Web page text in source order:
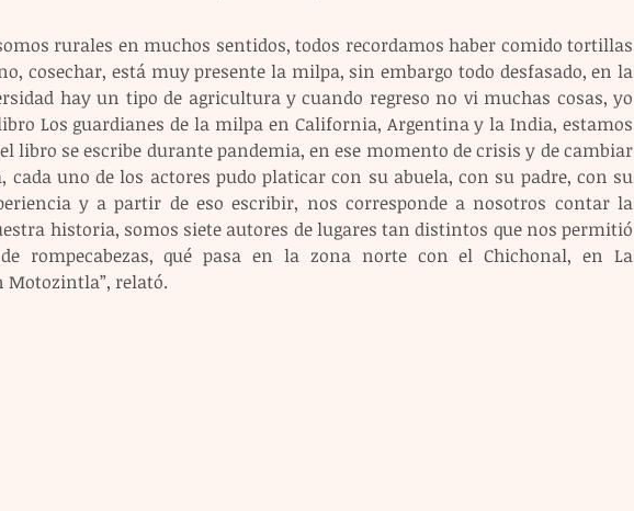
rurales en muchos sentidos, todos recordamos haber comido tortillas
cosechar, está muy presente la milpa, sin embargo todo desfasado, en la
hay un tipo de agricultura y cuando regreso no vi muchas cosas, yo
Los guardianes de la milpa en California, Argentina y la India, estamos
libro se escribe durante pandemia, en ese momento de crisis y de cambiar
cada uno de los actores pudo platicar con su abuela, con su padre, con su
y a partir de eso escribir, nos corresponde a nosotros contar la
historia, somos siete autores de lugares tan distintos que nos permitió
rompecabezas, qué pasa en la zona norte con el Chichonal, en La
Motozintla”, relató.